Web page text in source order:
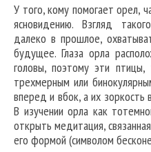
У того, кому помогает орел,
ясновидению. Взгляд
далеко в прошлое,
будущее. Глаза орла
головы, поэтому эти
трехмерным или
вперед и вбок, а их
В изучении орла как
открыть медитация,
его формой (символом